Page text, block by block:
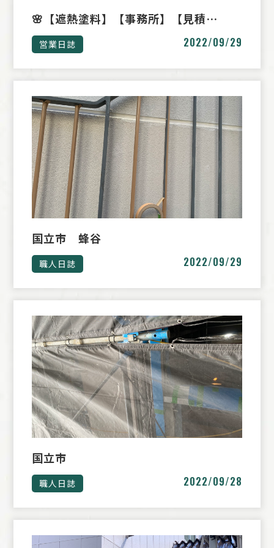
🌸【遮熱塗料】【事務所】【見積…
営業日誌 2022/09/29
国立市 蜂谷
職人日誌 2022/09/29
国立市
職人日誌 2022/09/28